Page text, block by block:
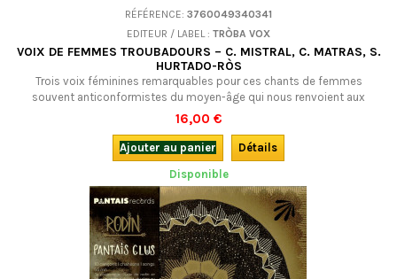
RÉFÉRENCE: 3760049340341
EDITEUR / LABEL : TRÒBA VOX
VOIX DE FEMMES TROUBADOURS – C. MISTRAL, C. MATRAS, S.
HURTADO-RÒS
Trois voix féminines remarquables pour ces chants de femmes
souvent anticonformistes du moyen-âge qui nous renvoient aux
auteures et compositrices d'aujourd'hui.
16,00 €
Ajouter au panier
Détails
Disponible